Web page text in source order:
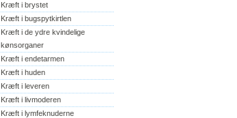
Kræft i brystet
Kræft i bugspytkirtlen
Kræft i de ydre kvindelige
kønsorganer
Kræft i endetarmen
Kræft i huden
Kræft i leveren
Kræft i livmoderen
Kræft i lymfeknuderne